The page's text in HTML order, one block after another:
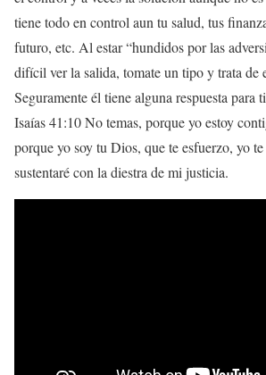
tiene todo en control aun tu salud, tus
futuro, etc. Al estar “hundidos por las
difícil ver la salida, tomate un tipo y trata de
Seguramente él tiene alguna respuesta para
Isaías 41:10 No temas, porque yo estoy
porque yo soy tu Dios, que te esfuerzo, yo
sustentaré con la diestra de mi justicia.